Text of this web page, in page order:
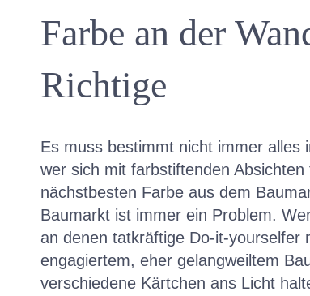
Farbe an der
Richtige
Es muss bestimmt nicht immer alles
wer sich mit farbstiftenden
nächstbesten Farbe aus dem
Baumarkt ist immer ein Problem.
an denen tatkräftige Do-it-yourselfer
engagiertem, eher gelangweiltem
verschiedene Kärtchen ans Licht